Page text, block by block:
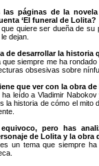
las páginas de la
‘El funeral de Lolita?
quiere ser dueña de su
dejan.
de desarrollar la historia
siempre me ha
obsesivas sobre
que ver con la obra
leído a Vladimir
la historia de cómo el mito
pero has
de Lolita y la obra
un tema que siempre